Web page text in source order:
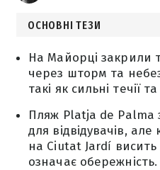
ОСНОВНІ ТЕЗИ
На Майорці закрили
через шторм та
такі як сильні течії
Пляж Platja de Palma
для відвідувачів,
на Ciutat Jardí
означає обережність.